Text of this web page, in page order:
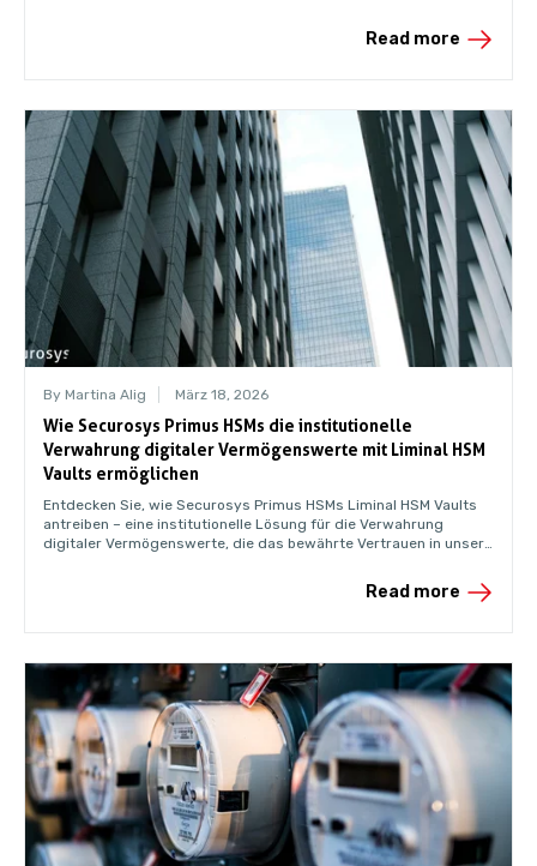
Read more
By Martina Alig März 18, 2026
Wie Securosys Primus HSMs die institutionelle
Verwahrung digitaler Vermögenswerte mit Liminal HSM
Vaults ermöglichen
Entdecken Sie, wie Securosys Primus HSMs Liminal HSM Vaults
antreiben – eine institutionelle Lösung für die Verwahrung
digitaler Vermögenswerte, die das bewährte Vertrauen in unsere
Read more